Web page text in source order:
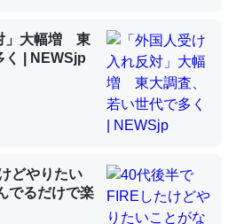
るのでは」とあって面白い。海に
・ウミグモ）はカルシウムを使わ
だが、酵素が違うのか？
」大幅増 東
く | NEWSjp
どやりたい
でるだけで楽